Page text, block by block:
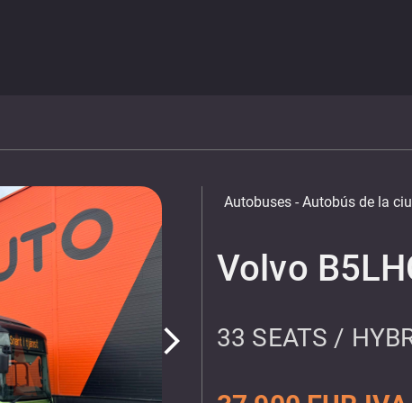
arrow_forward_ios
Autobuses - Autobús de la
Volvo
33 SEATS /